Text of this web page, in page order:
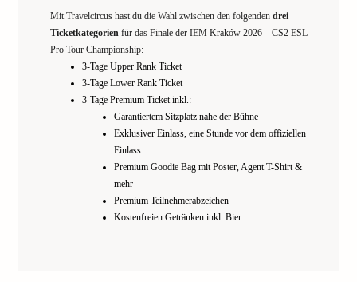
Mit Travelcircus hast du die Wahl zwischen den folgenden drei
Ticketkategorien für das Finale der IEM Kraków 2026 – CS2 ESL
Pro Tour Championship:
3-Tage Upper Rank Ticket
3-Tage Lower Rank Ticket
3-Tage Premium Ticket inkl.:
Garantiertem Sitzplatz nahe der Bühne
Exklusiver Einlass, eine Stunde vor dem offiziellen
Einlass
Premium Goodie Bag mit Poster, Agent T-Shirt &
mehr
Premium Teilnehmerabzeichen
Kostenfreien Getränken inkl. Bier